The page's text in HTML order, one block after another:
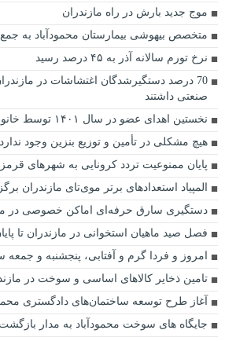
موج جدید بارش در راه مازندران
متخصص بیهوشی بیمارستان محمودآباد به
نرخ تورم سالانه آذر به ۴۵ درصد رسید
70 درصد دستگیرشدگان اغتشاشات در
صنعتی داشتند
نخستین اهدای عضو در سال ۱۴۰۱ توسط خانواده محمودآبادی
هیچ مشکلی در تأمین و توزیع بنزین وجود ندارد
پایان ممنوعیت تردد کرونایی به شهرهای
المپیاد استعدادهای برتر موی‌تای مازندران
دستگیری سارق حرفه‌ای اماکن خصوصی در
فصل صید ماهیان استخوانی در مازندران تا
امروز و فردا گرم و آفتابی، پنجشنبه و جمعه
تامین ذخایر کالا‌های اساسی و سوخت در
آغاز طرح توسعه ساختمان‌های دادگستری
جایگاه های سوخت محمودآباد به مدار بازگشت